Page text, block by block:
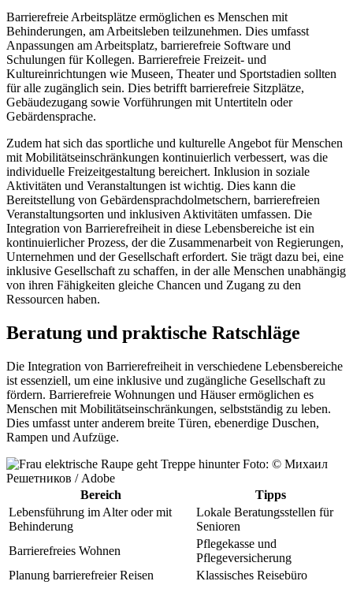
Barrierefreie Arbeitsplätze ermöglichen es Menschen mit
Behinderungen, am Arbeitsleben teilzunehmen. Dies umfasst
Anpassungen am Arbeitsplatz, barrierefreie Software und
Schulungen für Kollegen. Barrierefreie Freizeit- und
Kultureinrichtungen wie Museen, Theater und Sportstadien sollten
für alle zugänglich sein. Dies betrifft barrierefreie Sitzplätze,
Gebäudezugang sowie Vorführungen mit Untertiteln oder
Gebärdensprache.
Zudem hat sich das sportliche und kulturelle Angebot für Menschen
mit Mobilitätseinschränkungen kontinuierlich verbessert, was die
individuelle Freizeitgestaltung bereichert. Inklusion in soziale
Aktivitäten und Veranstaltungen ist wichtig. Dies kann die
Bereitstellung von Gebärdensprachdolmetschern, barrierefreien
Veranstaltungsorten und inklusiven Aktivitäten umfassen. Die
Integration von Barrierefreiheit in diese Lebensbereiche ist ein
kontinuierlicher Prozess, der die Zusammenarbeit von Regierungen,
Unternehmen und der Gesellschaft erfordert. Sie trägt dazu bei, eine
inklusive Gesellschaft zu schaffen, in der alle Menschen unabhängig
von ihren Fähigkeiten gleiche Chancen und Zugang zu den
Ressourcen haben.
Beratung und praktische Ratschläge
Die Integration von Barrierefreiheit in verschiedene Lebensbereiche
ist essenziell, um eine inklusive und zugängliche Gesellschaft zu
fördern. Barrierefreie Wohnungen und Häuser ermöglichen es
Menschen mit Mobilitätseinschränkungen, selbstständig zu leben.
Dies umfasst unter anderem breite Türen, ebenerdige Duschen,
Rampen und Aufzüge.
Foto: © Михаил
Решетников / Adobe
Bereich
Tipps
Lebensführung im Alter oder mit
Behinderung
Lokale Beratungsstellen für
Senioren
Barrierefreies Wohnen
Pflegekasse und
Pflegeversicherung
Planung barrierefreier Reisen
Klassisches Reisebüro